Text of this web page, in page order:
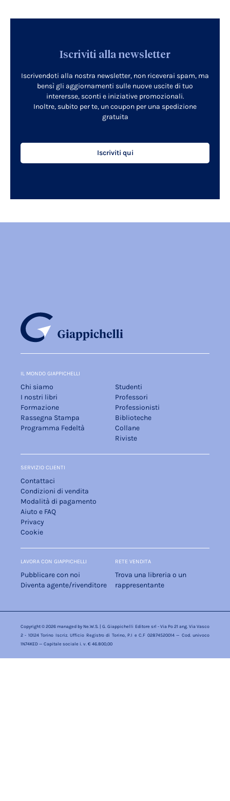
Iscriviti alla newsletter
Iscrivendoti alla nostra newsletter, non riceverai spam, ma
bensì gli aggiornamenti sulle nuove uscite di tuo
interersse, sconti e iniziative promozionali.
Inoltre, subito per te, un coupon per una spedizione
gratuita
Iscriviti qui
IL MONDO GIAPPICHELLI
Chi siamo
I nostri libri
Formazione
Rassegna Stampa
Programma Fedeltà
Studenti
Professori
Professionisti
Biblioteche
Collane
Riviste
SERVIZIO CLIENTI
Contattaci
Condizioni di vendita
Modalità di pagamento
Aiuto e FAQ
Privacy
Cookie
LAVORA CON GIAPPICHELLI
Pubblicare con noi
Diventa agente/rivenditore
RETE VENDITA
Trova una libreria o un
rappresentante
Copyright © 2026 managed by Ne.W.S. | G. Giappichelli Editore srl - Via Po 21 ang. Via Vasco
2 - 10124 Torino Iscriz. Ufficio Registro di Torino, P.I e C.F 02874520014 — Cod. univoco
1N74KED — Capitale sociale i. v. € 46.800,00